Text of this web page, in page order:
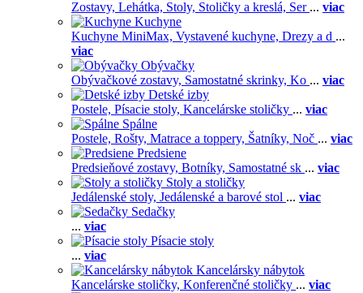
Zostavy, Lehátka, Stoly, Stoličky a kreslá, Ser ... viac
Kuchyne
Kuchyne MiniMax, Vystavené kuchyne, Drezy a d ...
viac
Obývačky
Obývačkové zostavy, Samostatné skrinky, Ko ... viac
Detské izby
Postele, Písacie stoly, Kancelárske stoličky ... viac
Spálne
Postele, Rošty, Matrace a toppery, Šatníky, Noč ... viac
Predsiene
Predsieňové zostavy, Botníky, Samostatné sk ... viac
Stoly a stoličky
Jedálenské stoly, Jedálenské a barové stol ... viac
Sedačky
... viac
Písacie stoly
... viac
Kancelársky nábytok
Kancelárske stoličky, Konferenčné stoličky ... viac